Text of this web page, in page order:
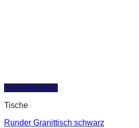
Schnellansicht
Tische
Runder Granittisch schwarz